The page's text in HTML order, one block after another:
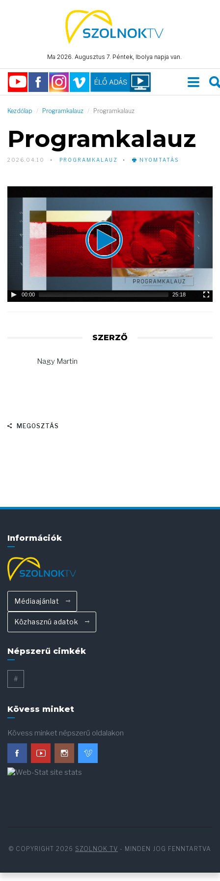
Ma 2026. Augusztus 7. Péntek, Ibolya napja van.
Kezdőlap Programkalauz Programkalauz
Programkalauz
2026.04.10 PROGRAMKALAUZ NYOMTATÁS
00:00 25:18
SZERZŐ
Nagy Martin
MEGOSZTÁS
Információk
Médiaajánlat
Közhasznú adatok
Népszerű cimkék
#
Kövess minket
Kövess minket népszerű oldalakon
© COPYRIGHT 2026 SZOLNOK TV - MINDEN JOG FENNTARTVA